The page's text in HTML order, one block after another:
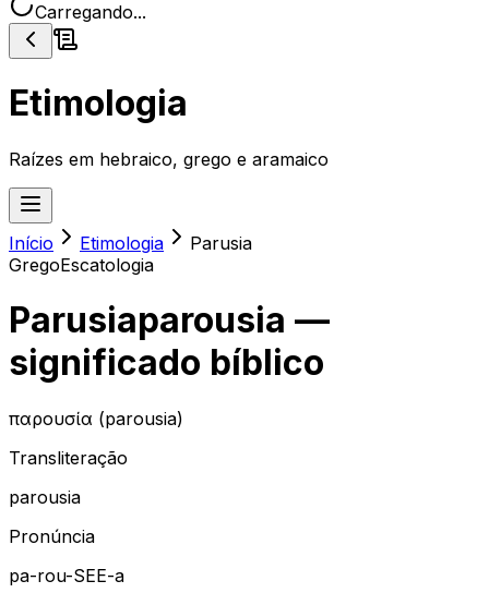
Carregando...
Etimologia
Raízes em hebraico, grego e aramaico
Início Etimologia
Parusia
GregoEscatologia
Parusiaparousia —
significado bíblico
παρουσία (parousia)
Transliteração
parousia
Pronúncia
pa-rou-SEE-a